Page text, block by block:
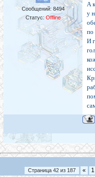
Сообщений: 8494
Статус: Offline
А
у
по
И
Страница 42из 187 « 1